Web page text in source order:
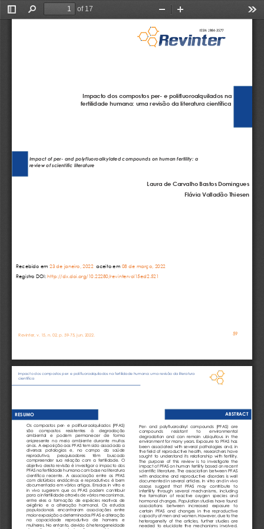
Toggle
Find
of 17
Zoom
59
Revinter, v. 15, n. 02, p. 59- 75, jun. 2022.
Impacto dos compostos per- e polifluoroalquilados na
fertilidade humana: uma revisão da literatura científica
Impact of per- and polyfluoroalkylated compounds on human fertility: a
review of scientific literature
Laura de Carvalho Bastos Domingues
Flávia Valladão Thiesen
Recebido em 23 de janeiro , 2022 aceito em 08 de março , 2022
Registro DOI: http://dx.doi.org/10.22280/revintervol1 5 ed2 52 1
Impacto dos compostos per- e polifluoroalquilados na fertilidade humana: uma revisão da literatura
científica
Os compostos  per-
e  polifluoroalquilados  (PFAS)
são     compostos     resistentes     à     degradação
ambiental   e   podem    permanecer   de   forma
onipresente  no  meio  ambiente  durante  muitos
anos. A exposição aos PFAS tem sido associada a
diversas   patologias   e,   no   campo   da   saúde
reprodutiva, pesquisadores têm
buscado
compreender  sua  relação  com  a  fertilidade.  O
objetivo desta revisão é  investigar  o impacto dos
PFAS na fertilidade humana com base na literatura
científica  recente.  A  associação  entre  os  PFAS
com  distúrbios  endócrinos e  reprodutivos  é  bem
documentada em vários artigos. Ensaios in vitro e
in  vivo  sugerem  que  os  PFAS  podem  contribuir
para a infertilidade através de vários mecanismos,
entre  eles  a  formação  de  espécies  reativas  de
oxigênio   e   a   alteração   hormonal.   Os   estudos
populacionais   encontraram   associações   entre
maior exposição a determinados PFAS e alteração
na    capacidade    reprodutiva    de    homens    e
mulheres. No entanto, devido à heterogeneidade
Per-
and  polyfluoroalkyl  compounds  (PFAS)  are
compounds
resistant to
environmental
degradation  and  can  remain
ubiquitous  in  the
environment for many years. Exposure to PFAS has
been  associated  with  several  pathologies  and,  in
the field of reproductive  health, researchers have
sought  to  understand  its  relationship  with  fertility.
The  purpose  of  this  review  is  to  investigate  the
impact of PFAS on human fertility based on recent
scientific literature.  The  association between PFAS
with  endocrine  and  reproductive  disorders  is  well
documented in several articles. In vitro and in vivo
assays   suggest   that   PFAS   may   contribute   to
infertility  through  several  mechanisms,  including
the  formation  of  reactive  oxygen  species  and
hormonal changes. Population studies have found
associations    between    increased    exposure    to
certain  PFAS  and  changes  in  the  reproductive
capacity of men and women. However, due to the
heterogeneity  of  the  articles,  further  studies  are
needed  to  elucidate  the  mechanisms  involved.
RESUMO ABSTRACT